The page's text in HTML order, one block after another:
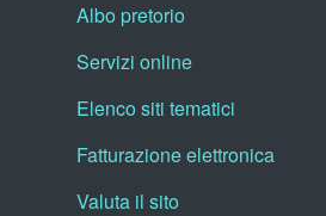
Albo pretorio
Servizi online
Elenco siti tematici
Fatturazione elettronica
Valuta il sito